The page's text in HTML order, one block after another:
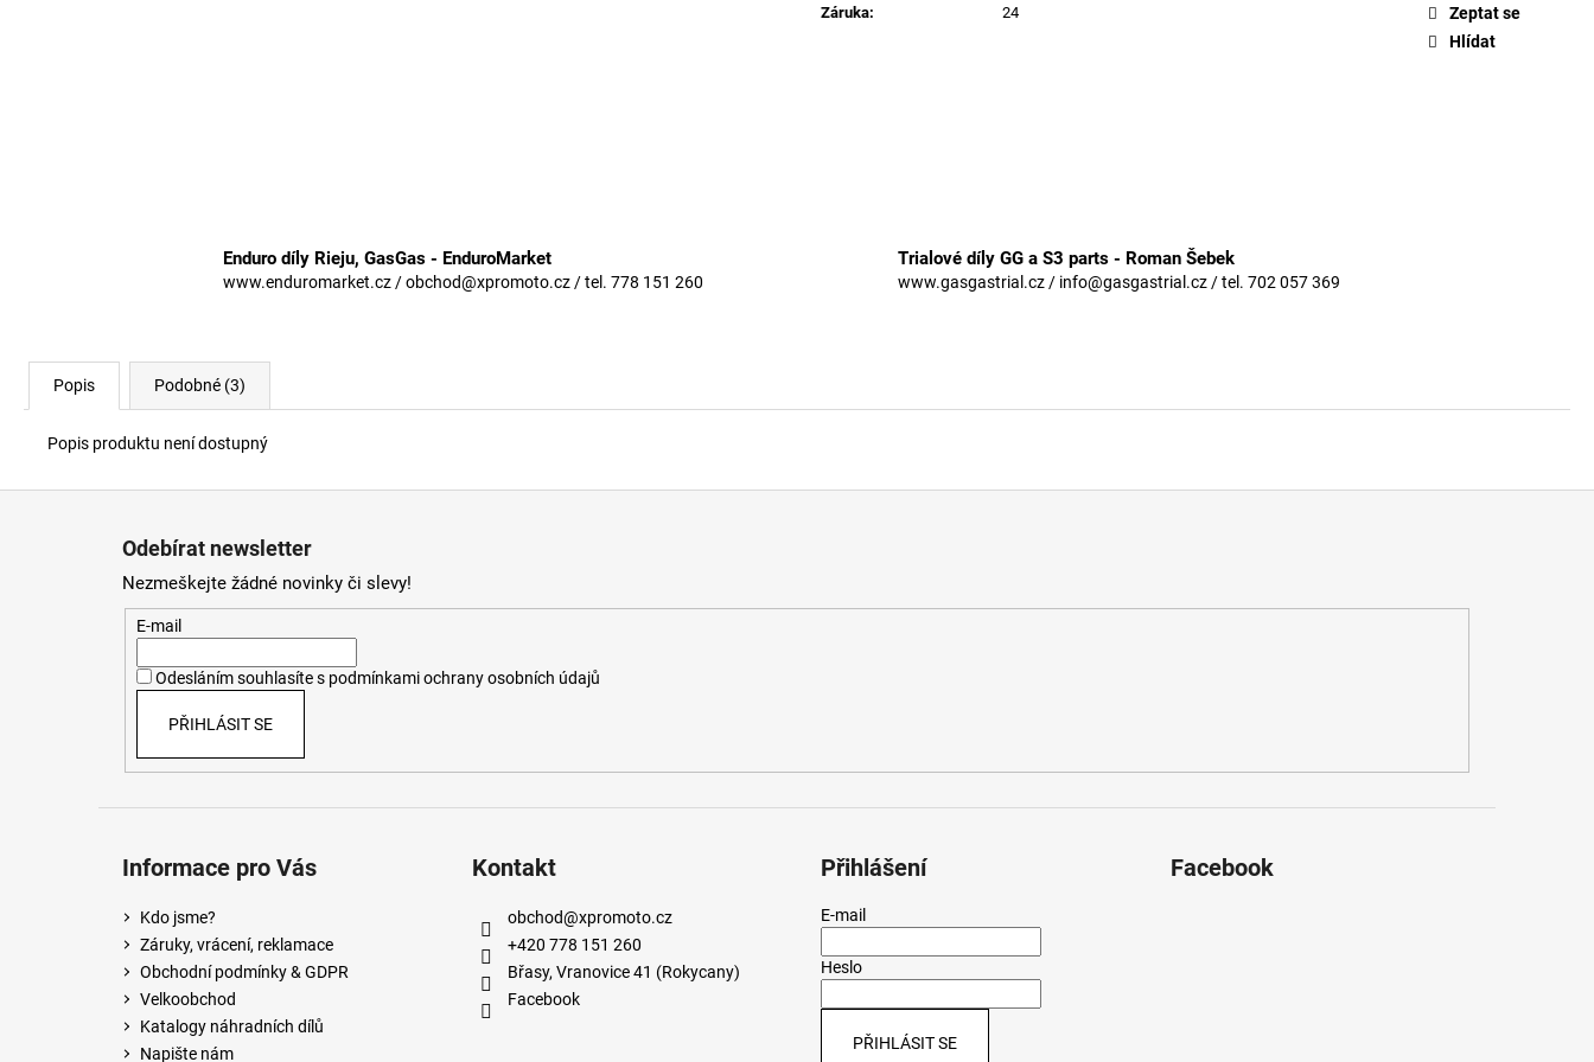
Záruka: 24
Zeptat se
Hlídat
Enduro díly Rieju, GasGas - EnduroMarket
www.enduromarket.cz / obchod@xpromoto.cz / tel. 778 151 260
Trialové díly GG a S3 parts - Roman Šebek
www.gasgastrial.cz / info@gasgastrial.cz / tel. 702 057 369
Popis Podobné (3)
Popis produktu není dostupný
Odebírat newsletter
Nezmeškejte žádné novinky či slevy!
E-mail
Odesláním souhlasíte s podmínkami ochrany osobních údajů
PŘIHLÁSIT SE
Informace pro Vás
Kdo jsme?
Záruky, vrácení, reklamace
Obchodní podmínky & GDPR
Velkoobchod
Katalogy náhradních dílů
Napište nám
Kontakt
obchod@xpromoto.cz
+420 778 151 260
Břasy, Vranovice 41 (Rokycany)
Facebook
Přihlášení
E-mail
Heslo
PŘIHLÁSIT SE
Facebook